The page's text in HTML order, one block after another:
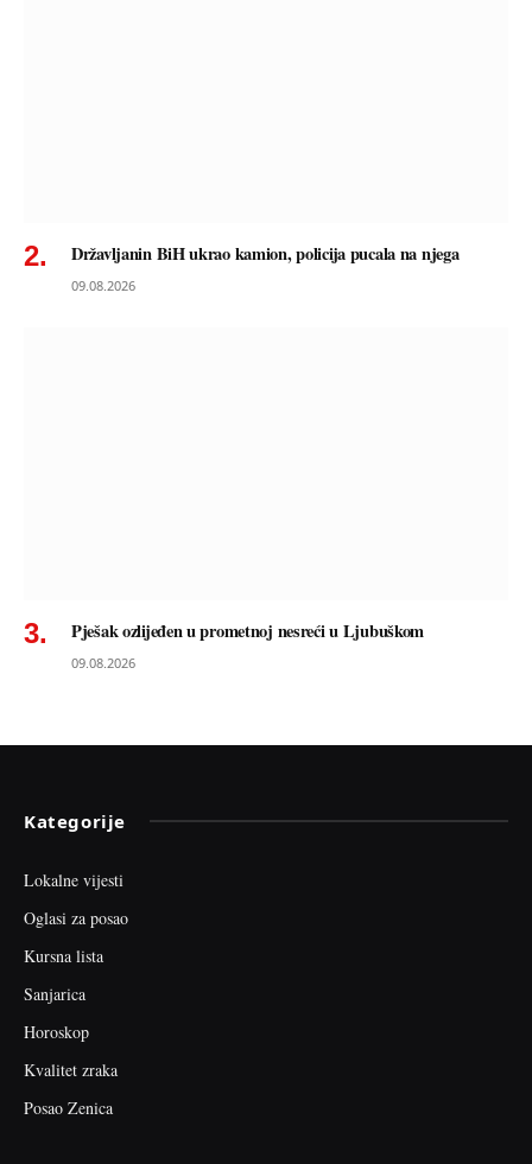
Državljanin BiH ukrao kamion, policija pucala na njega
09.08.2026
Pješak ozlijeđen u prometnoj nesreći u Ljubuškom
09.08.2026
Kategorije
Lokalne vijesti
Oglasi za posao
Kursna lista
Sanjarica
Horoskop
Kvalitet zraka
Posao Zenica